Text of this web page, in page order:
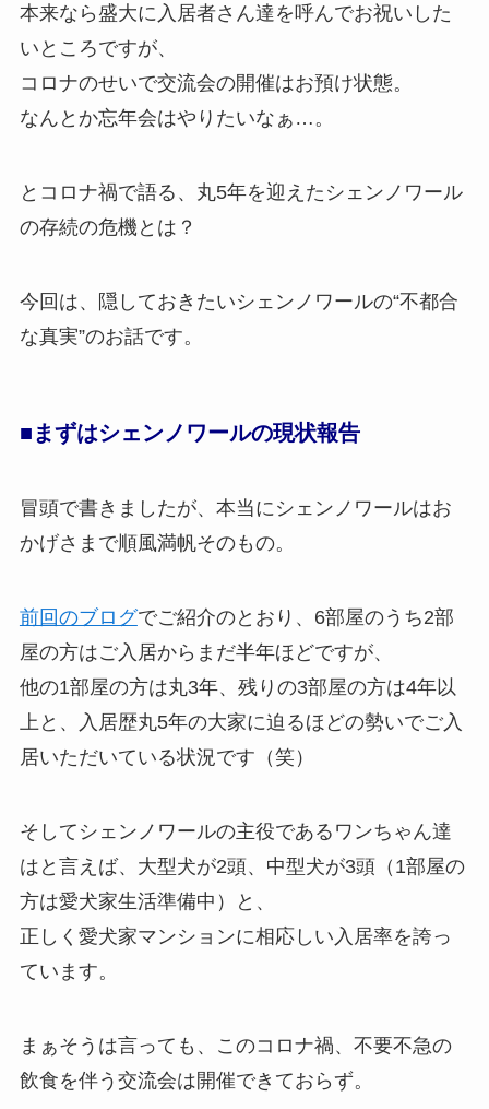
本来なら盛大に入居者さん達を呼んでお祝いした
いところですが、
コロナのせいで交流会の開催はお預け状態。
なんとか忘年会はやりたいなぁ…。
とコロナ禍で語る、丸5年を迎えたシェンノワール
の存続の危機とは？
今回は、隠しておきたいシェンノワールの“不都合
な真実”のお話です。
■まずはシェンノワールの現状報告
冒頭で書きましたが、本当にシェンノワールはお
かげさまで順風満帆そのもの。
前回のブログでご紹介のとおり、6部屋のうち2部
屋の方はご入居からまだ半年ほどですが、
他の1部屋の方は丸3年、残りの3部屋の方は4年以
上と、入居歴丸5年の大家に迫るほどの勢いでご入
居いただいている状況です（笑）
そしてシェンノワールの主役であるワンちゃん達
はと言えば、大型犬が2頭、中型犬が3頭（1部屋の
方は愛犬家生活準備中）と、
正しく愛犬家マンションに相応しい入居率を誇っ
ています。
まぁそうは言っても、このコロナ禍、不要不急の
飲食を伴う交流会は開催できておらず。